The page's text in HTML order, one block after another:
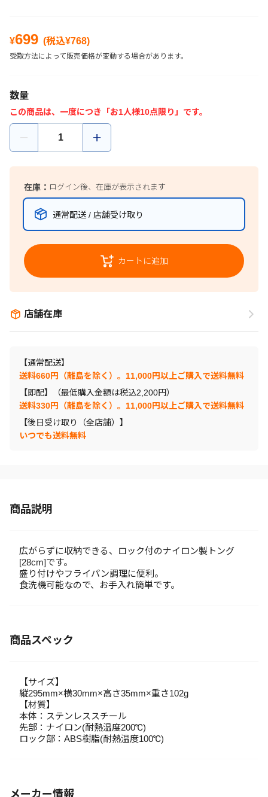
¥699 (税込¥768)
受取方法によって販売価格が変動する場合があります。
数量
この商品は、一度につき「お1人様10点限り」です。
在庫： ログイン後、在庫が表示されます
通常配送 / 店舗受け取り
カートに追加
店舗在庫
【通常配送】
送料660円（離島を除く）。11,000円以上ご購入で送料無料
【即配】（最低購入金額は税込2,200円）
送料330円（離島を除く）。11,000円以上ご購入で送料無料
【後日受け取り（全店舗）】
いつでも送料無料
商品説明
広がらずに収納できる、ロック付のナイロン製トング
[28cm]です。
盛り付けやフライパン調理に便利。
食洗機可能なので、お手入れ簡単です。
商品スペック
【サイズ】
縦295mm×横30mm×高さ35mm×重さ102g
【材質】
本体：ステンレススチール
先部：ナイロン(耐熱温度200℃)
ロック部：ABS樹脂(耐熱温度100℃)
メーカー情報